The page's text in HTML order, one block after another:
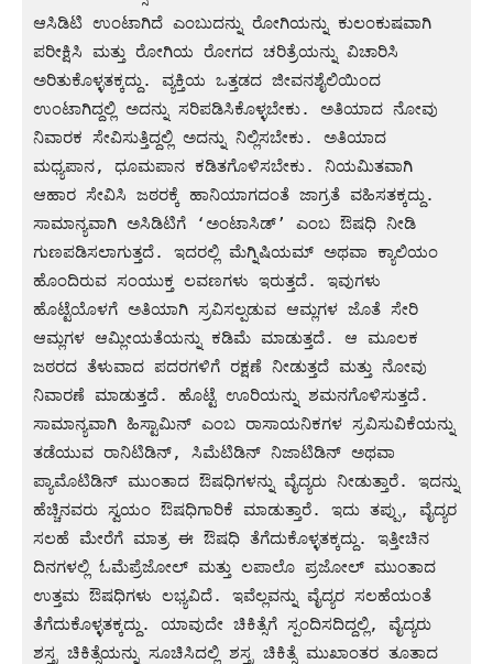
ಆಸಿಡಿಟಿ ಉಂಟಾಗಿದೆ ಎಂಬುದನ್ನು ರೋಗಿಯನ್ನು ಕುಲಂಕುಷವಾಗಿ
ಪರೀಕ್ಷಿಸಿ ಮತ್ತು ರೋಗಿಯ ರೋಗದ ಚರಿತ್ರೆಯನ್ನು ವಿಚಾರಿಸಿ
ಅರಿತುಕೊಳ್ಳತಕ್ಕದ್ದು. ವ್ಯಕ್ತಿಯ ಒತ್ತಡದ ಜೀವನಶೈಲಿಯಿಂದ
ಉಂಟಾಗಿದ್ದಲ್ಲಿ ಅದನ್ನು ಸರಿಪಡಿಸಿಕೊಳ್ಳಬೇಕು. ಅತಿಯಾದ ನೋವು
ನಿವಾರಕ ಸೇವಿಸುತ್ತಿದ್ದಲ್ಲಿ ಅದನ್ನು ನಿಲ್ಲಿಸಬೇಕು. ಅತಿಯಾದ
ಮಧ್ಯಪಾನ, ಧೂಮಪಾನ ಕಡಿತಗೊಳಿಸಬೇಕು. ನಿಯಮಿತವಾಗಿ
ಆಹಾರ ಸೇವಿಸಿ ಜಠರಕ್ಕೆ ಹಾನಿಯಾಗದಂತೆ ಜಾಗ್ರತೆ ವಹಿಸತಕ್ಕದ್ದು.
ಸಾಮಾನ್ಯವಾಗಿ ಅಸಿಡಿಟಿಗೆ ‘ಅಂಟಾಸಿಡ್’ ಎಂಬ ಔಷಧಿ ನೀಡಿ
ಗುಣಪಡಿಸಲಾಗುತ್ತದೆ. ಇದರಲ್ಲಿ ಮೆಗ್ನಿಷಿಯಮ್ ಅಥವಾ ಕ್ಯಾಲಿಯಂ
ಹೊಂದಿರುವ ಸಂಯುಕ್ತ ಲವಣಗಳು ಇರುತ್ತದೆ. ಇವುಗಳು
ಹೊಟ್ಟೆಯೊಳಗೆ ಅತಿಯಾಗಿ ಸ್ರವಿಸಲ್ಪಡುವ ಆಮ್ಲಗಳ ಜೊತೆ ಸೇರಿ
ಆಮ್ಲಗಳ ಆಮ್ಲೀಯತೆಯನ್ನು ಕಡಿಮೆ ಮಾಡುತ್ತದೆ. ಆ ಮೂಲಕ
ಜಠರದ ತೆಳುವಾದ ಪದರಗಳಿಗೆ ರಕ್ಷಣೆ ನೀಡುತ್ತದೆ ಮತ್ತು ನೋವು
ನಿವಾರಣೆ ಮಾಡುತ್ತದೆ. ಹೊಟ್ಟೆ ಊರಿಯನ್ನು ಶಮನಗೊಳಿಸುತ್ತದೆ.
ಸಾಮಾನ್ಯವಾಗಿ ಹಿಸ್ಟಾಮಿನ್ ಎಂಬ ರಾಸಾಯನಿಕಗಳ ಸ್ರವಿಸುವಿಕೆಯನ್ನು
ತಡೆಯುವ ರಾನಿಟಿಡಿನ್, ಸಿಮೆಟಿಡಿನ್ ನಿಜಾಟಿಡಿನ್ ಅಥವಾ
ಪ್ಯಾಮೊಟಿಡಿನ್ ಮುಂತಾದ ಔಷಧಿಗಳನ್ನು ವೈದ್ಯರು ನೀಡುತ್ತಾರೆ. ಇದನ್ನು
ಹೆಚ್ಚಿನವರು ಸ್ವಯಂ ಔಷಧಿಗಾರಿಕೆ ಮಾಡುತ್ತಾರೆ. ಇದು ತಪ್ಪು, ವೈದ್ಯರ
ಸಲಹೆ ಮೇರೆಗೆ ಮಾತ್ರ ಈ ಔಷಧಿ ತೆಗೆದುಕೊಳ್ಳತಕ್ಕದ್ದು. ಇತ್ತೀಚಿನ
ದಿನಗಳಲ್ಲಿ ಓಮೆಪ್ರೆಜೋಲ್ ಮತ್ತು ಲಪಾಲೊ ಪ್ರಜೋಲ್ ಮುಂತಾದ
ಉತ್ತಮ ಔಷಧಿಗಳು ಲಭ್ಯವಿದೆ. ಇವೆಲ್ಲವನ್ನು ವೈದ್ಯರ ಸಲಹೆಯಂತೆ
ತೆಗೆದುಕೊಳ್ಳತಕ್ಕದ್ದು. ಯಾವುದೇ ಚಿಕಿತ್ಸೆಗೆ ಸ್ಪಂದಿಸದಿದ್ದಲ್ಲಿ, ವೈದ್ಯರು
ಶಸ್ತ್ರ ಚಿಕಿತ್ಸೆಯನ್ನು ಸೂಚಿಸಿದಲ್ಲಿ ಶಸ್ತ್ರ ಚಿಕಿತ್ಸೆ ಮುಖಾಂತರ ತೂತಾದ